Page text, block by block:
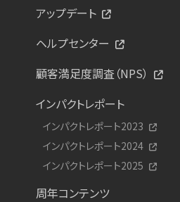
アップデート
ヘルプセンター
顧客満足度調査（NPS）
インパクトレポート
インパクトレポート2023
インパクトレポート2024
インパクトレポート2025
周年コンテンツ